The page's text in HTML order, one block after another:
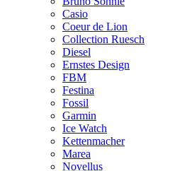
Casio
Coeur de Lion
Collection Ruesch
Diesel
Ernstes Design
FBM
Festina
Fossil
Garmin
Ice Watch
Kettenmacher
Marea
Novellus